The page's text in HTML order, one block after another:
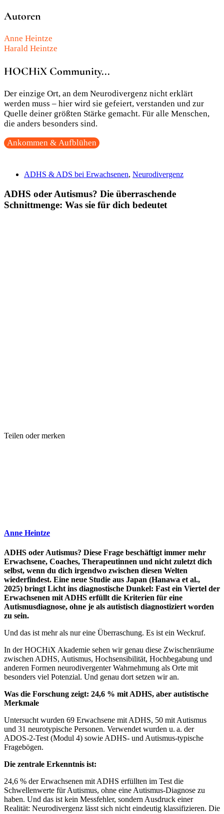
Autoren
Anne Heintze
Harald Heintze
HOCHiX Community...
Der einzige Ort, an dem Neurodivergenz nicht erklärt
werden muss – hier wird sie gefeiert, verstanden und zur
Quelle deiner größten Stärke gemacht. Für alle Menschen,
die anders besonders sind.
Ankommen & Aufblühen
ADHS & ADS bei Erwachsenen, Neurodivergenz
ADHS oder Autismus? Die überraschende
Schnittmenge: Was sie für dich bedeutet
Teilen oder merken
Anne Heintze
ADHS oder Autismus? Diese Frage beschäftigt immer mehr
Erwachsene, Coaches, Therapeutinnen und nicht zuletzt dich
selbst, wenn du dich irgendwo zwischen diesen Welten
wiederfindest. Eine neue Studie aus Japan (Hanawa et al.,
2025) bringt Licht ins diagnostische Dunkel: Fast ein Viertel der
Erwachsenen mit ADHS erfüllt die Kriterien für eine
Autismusdiagnose, ohne je als autistisch diagnostiziert worden
zu sein.
Und das ist mehr als nur eine Überraschung. Es ist ein Weckruf.
In der HOCHiX Akademie sehen wir genau diese Zwischenräume
zwischen ADHS, Autismus, Hochsensibilität, Hochbegabung und
anderen Formen neurodivergenter Wahrnehmung als Orte mit
besonders viel Potenzial. Und genau dort setzen wir an.
Was die Forschung zeigt: 24,6 % mit ADHS, aber autistische
Merkmale
Untersucht wurden 69 Erwachsene mit ADHS, 50 mit Autismus
und 31 neurotypische Personen. Verwendet wurden u. a. der
ADOS-2-Test (Modul 4) sowie ADHS- und Autismus-typische
Fragebögen.
Die zentrale Erkenntnis ist:
24,6 % der Erwachsenen mit ADHS erfüllten im Test die
Schwellenwerte für Autismus, ohne eine Autismus-Diagnose zu
haben. Und das ist kein Messfehler, sondern Ausdruck einer
Realität: Neurodivergenz lässt sich nicht eindeutig klassifizieren. Die